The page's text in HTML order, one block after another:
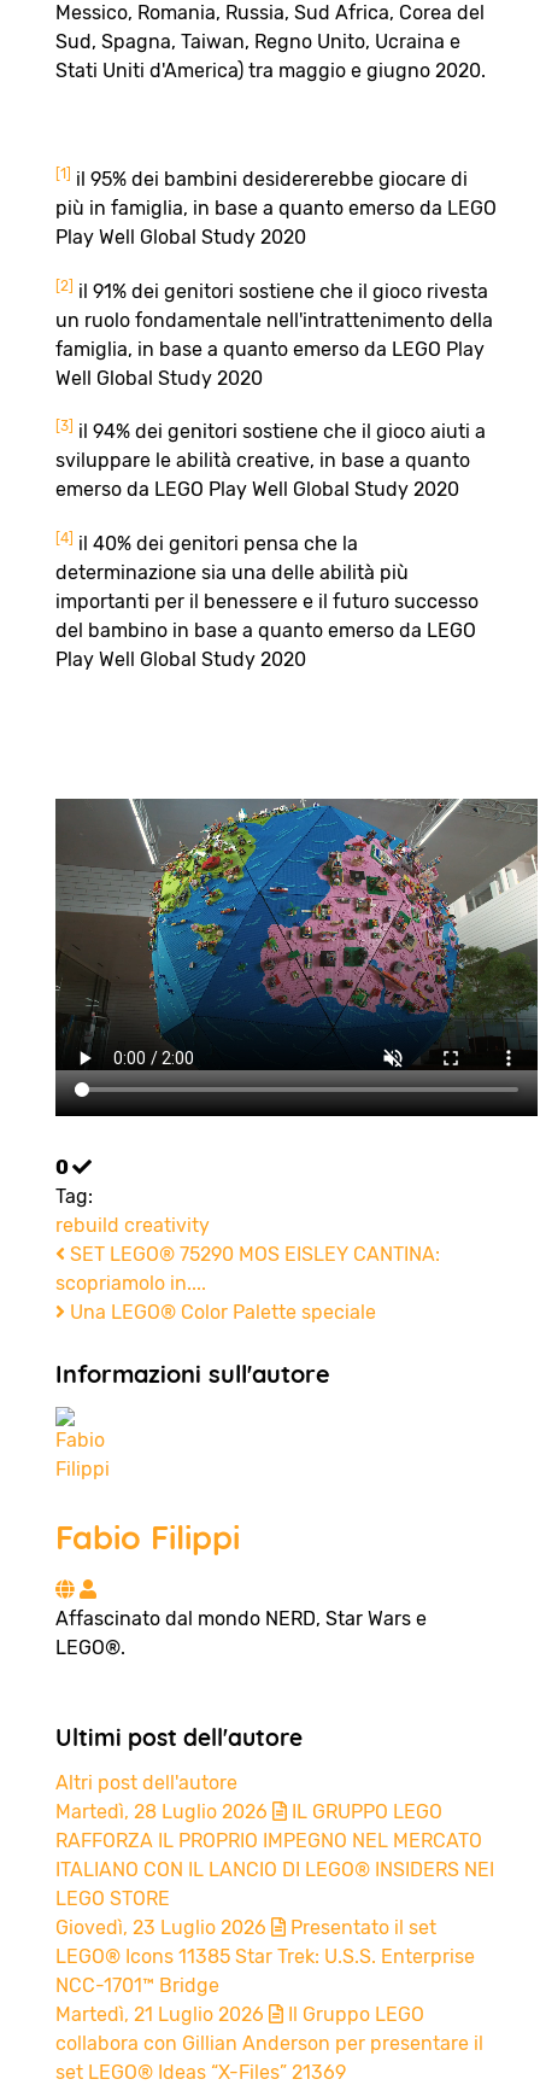
Messico, Romania, Russia, Sud Africa, Corea del
Sud, Spagna, Taiwan, Regno Unito, Ucraina e
Stati Uniti d'America) tra maggio e giugno 2020.
[1] il 95% dei bambini desidererebbe giocare di
più in famiglia, in base a quanto emerso da LEGO
Play Well Global Study 2020
[2] il 91% dei genitori sostiene che il gioco rivesta
un ruolo fondamentale nell'intrattenimento della
famiglia, in base a quanto emerso da LEGO Play
Well Global Study 2020
[3]
il 94% dei genitori sostiene che il gioco aiuti a
sviluppare le abilità creative, in base a quanto
emerso da LEGO Play Well Global Study 2020
[4]
il 40% dei genitori pensa che la
determinazione sia una delle abilità più
importanti per il benessere e il futuro successo
del bambino in base a quanto emerso da LEGO
Play Well Global Study 2020
0
Tag:
rebuild creativity
SET LEGO® 75290 MOS EISLEY CANTINA:
scopriamolo in....
Una LEGO® Color Palette speciale
Informazioni sull'autore
Fabio Filippi
Fabio Filippi
Affascinato dal mondo NERD, Star Wars e
LEGO®.
Ultimi post dell'autore
Altri post dell'autore
Martedì, 28 Luglio 2026
IL GRUPPO LEGO
RAFFORZA IL PROPRIO IMPEGNO NEL MERCATO
ITALIANO CON IL LANCIO DI LEGO® INSIDERS NEI
LEGO STORE
Giovedì, 23 Luglio 2026
Presentato il set
LEGO® Icons 11385 Star Trek: U.S.S. Enterprise
NCC-1701™ Bridge
Martedì, 21 Luglio 2026
Il Gruppo LEGO
collabora con Gillian Anderson per presentare il
set LEGO® Ideas “X-Files” 21369